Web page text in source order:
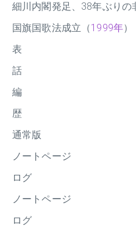
細川内閣発足、38年ぶりの
国旗国歌法成立（1999年）
表
話
編
歴
通常版
ノートページ
ログ
ノートページ
ログ